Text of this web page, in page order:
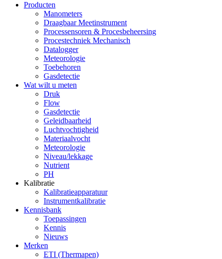
Producten
Manometers
Draagbaar Meetinstrument
Processensoren & Procesbeheersing
Procestechniek Mechanisch
Datalogger
Meteorologie
Toebehoren
Gasdetectie
Wat wilt u meten
Druk
Flow
Gasdetectie
Geleidbaarheid
Luchtvochtigheid
Materiaalvocht
Meteorologie
Niveau/lekkage
Nutrient
PH
Kalibratie
Kalibratieapparatuur
Instrumentkalibratie
Kennisbank
Toepassingen
Kennis
Nieuws
Merken
ETI (Thermapen)